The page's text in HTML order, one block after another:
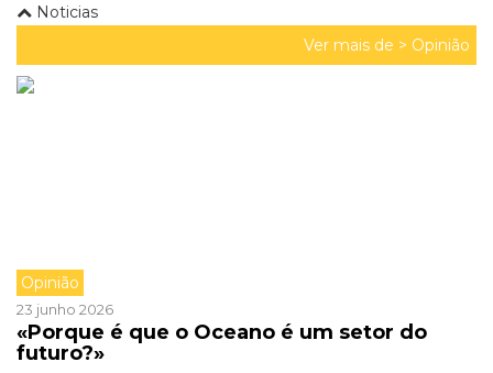
Noticias
Ver mais de > Opinião
Opinião
23 junho 2026
«Porque é que o Oceano é um setor do
futuro?»